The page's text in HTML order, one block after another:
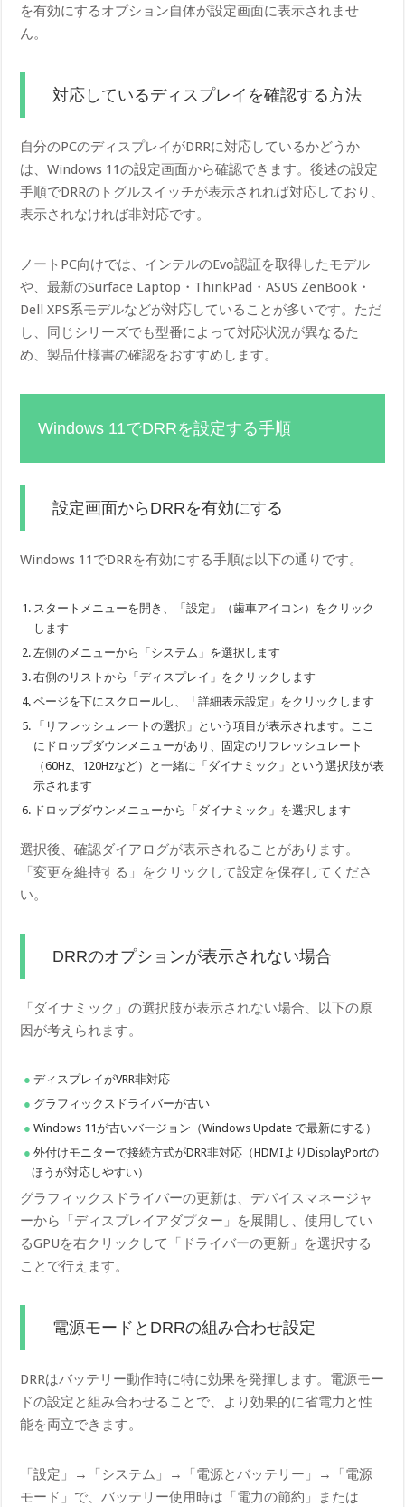
を有効にするオプション自体が設定画面に表示されませ
ん。
対応しているディスプレイを確認する方法
自分のPCのディスプレイがDRRに対応しているかどうか
は、Windows 11の設定画面から確認できます。後述の設定
手順でDRRのトグルスイッチが表示されれば対応しており、
表示されなければ非対応です。
ノートPC向けでは、インテルのEvo認証を取得したモデル
や、最新のSurface Laptop・ThinkPad・ASUS ZenBook・
Dell XPS系モデルなどが対応していることが多いです。ただ
し、同じシリーズでも型番によって対応状況が異なるた
め、製品仕様書の確認をおすすめします。
Windows 11でDRRを設定する手順
設定画面からDRRを有効にする
Windows 11でDRRを有効にする手順は以下の通りです。
スタートメニューを開き、「設定」（歯車アイコン）をクリック
します
左側のメニューから「システム」を選択します
右側のリストから「ディスプレイ」をクリックします
ページを下にスクロールし、「詳細表示設定」をクリックします
「リフレッシュレートの選択」という項目が表示されます。ここ
にドロップダウンメニューがあり、固定のリフレッシュレート
（60Hz、120Hzなど）と一緒に「ダイナミック」という選択肢が表
示されます
ドロップダウンメニューから「ダイナミック」を選択します
選択後、確認ダイアログが表示されることがあります。
「変更を維持する」をクリックして設定を保存してくださ
い。
DRRのオプションが表示されない場合
「ダイナミック」の選択肢が表示されない場合、以下の原
因が考えられます。
ディスプレイがVRR非対応
グラフィックスドライバーが古い
Windows 11が古いバージョン（Windows Update で最新にする）
外付けモニターで接続方式がDRR非対応（HDMIよりDisplayPortの
ほうが対応しやすい）
グラフィックスドライバーの更新は、デバイスマネージャ
ーから「ディスプレイアダプター」を展開し、使用してい
るGPUを右クリックして「ドライバーの更新」を選択する
ことで行えます。
電源モードとDRRの組み合わせ設定
DRRはバッテリー動作時に特に効果を発揮します。電源モー
ドの設定と組み合わせることで、より効果的に省電力と性
能を両立できます。
「設定」→「システム」→「電源とバッテリー」→「電源
モード」で、バッテリー使用時は「電力の節約」または